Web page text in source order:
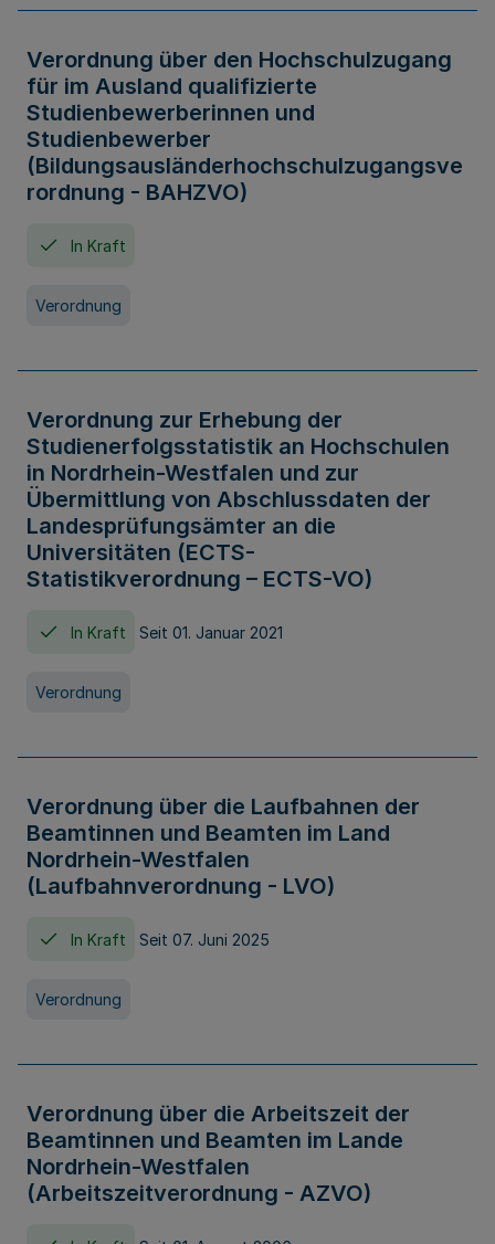
Verordnung über den Hochschulzugang
für im Ausland qualifizierte
Studienbewerberinnen und
Studienbewerber
(Bildungsausländerhochschulzugangsve
rordnung - BAHZVO)
In Kraft
Verordnung
Verordnung zur Erhebung der
Studienerfolgsstatistik an Hochschulen
in Nordrhein-Westfalen und zur
Übermittlung von Abschlussdaten der
Landesprüfungsämter an die
Universitäten (ECTS-
Statistikverordnung – ECTS-VO)
In Kraft Seit 01. Januar 2021
Verordnung
Verordnung über die Laufbahnen der
Beamtinnen und Beamten im Land
Nordrhein-Westfalen
(Laufbahnverordnung - LVO)
In Kraft Seit 07. Juni 2025
Verordnung
Verordnung über die Arbeitszeit der
Beamtinnen und Beamten im Lande
Nordrhein-Westfalen
(Arbeitszeitverordnung - AZVO)